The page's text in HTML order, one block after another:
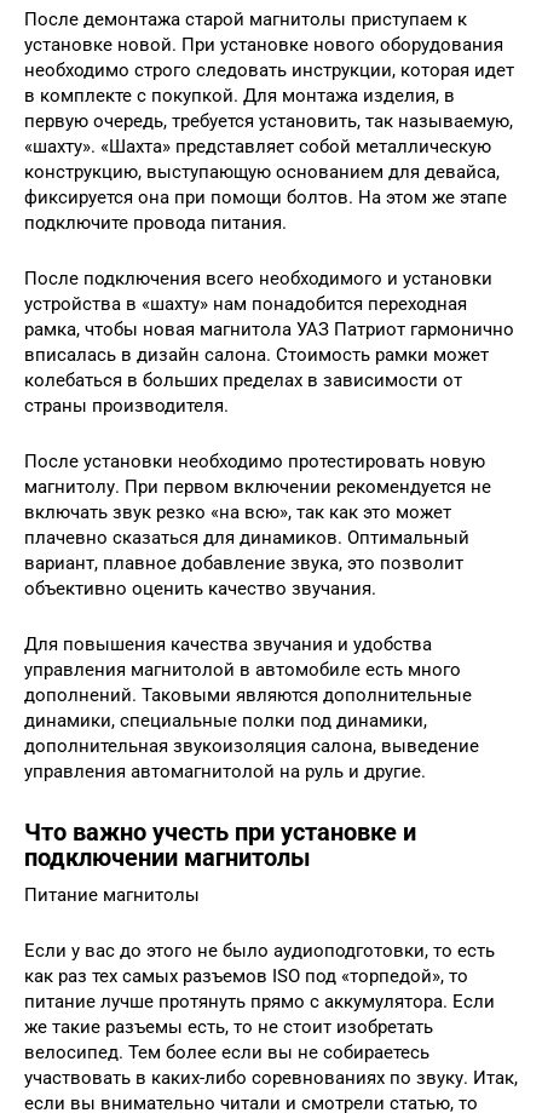
После демонтажа старой магнитолы приступаем к
установке новой. При установке нового оборудования
необходимо строго следовать инструкции, которая идет
в комплекте с покупкой. Для монтажа изделия, в
первую очередь, требуется установить, так называемую,
«шахту». «Шахта» представляет собой металлическую
конструкцию, выступающую основанием для девайса,
фиксируется она при помощи болтов. На этом же этапе
подключите провода питания.
После подключения всего необходимого и установки
устройства в «шахту» нам понадобится переходная
рамка, чтобы новая магнитола УАЗ Патриот гармонично
вписалась в дизайн салона. Стоимость рамки может
колебаться в больших пределах в зависимости от
страны производителя.
После установки необходимо протестировать новую
магнитолу. При первом включении рекомендуется не
включать звук резко «на всю», так как это может
плачевно сказаться для динамиков. Оптимальный
вариант, плавное добавление звука, это позволит
объективно оценить качество звучания.
Для повышения качества звучания и удобства
управления магнитолой в автомобиле есть много
дополнений. Таковыми являются дополнительные
динамики, специальные полки под динамики,
дополнительная звукоизоляция салона, выведение
управления автомагнитолой на руль и другие.
Что важно учесть при установке и
подключении магнитолы
Питание магнитолы
Если у вас до этого не было аудиоподготовки, то есть
как раз тех самых разъемов ISO под «торпедой», то
питание лучше протянуть прямо с аккумулятора. Если
же такие разъемы есть, то не стоит изобретать
велосипед. Тем более если вы не собираетесь
участвовать в каких-либо соревнованиях по звуку. Итак,
если вы внимательно читали и смотрели статью, то